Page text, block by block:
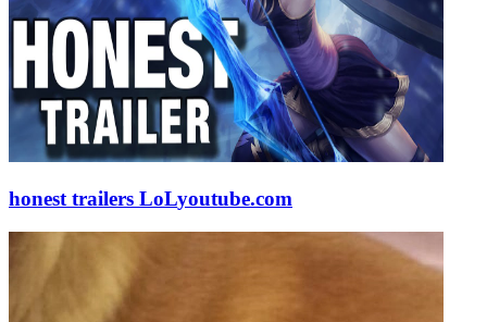
honest trailers LoLyoutube.com